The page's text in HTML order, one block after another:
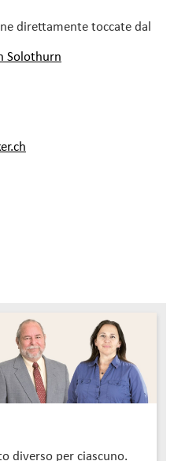
direttamente toccate dal
Solothurn
diverso per ciascuno.